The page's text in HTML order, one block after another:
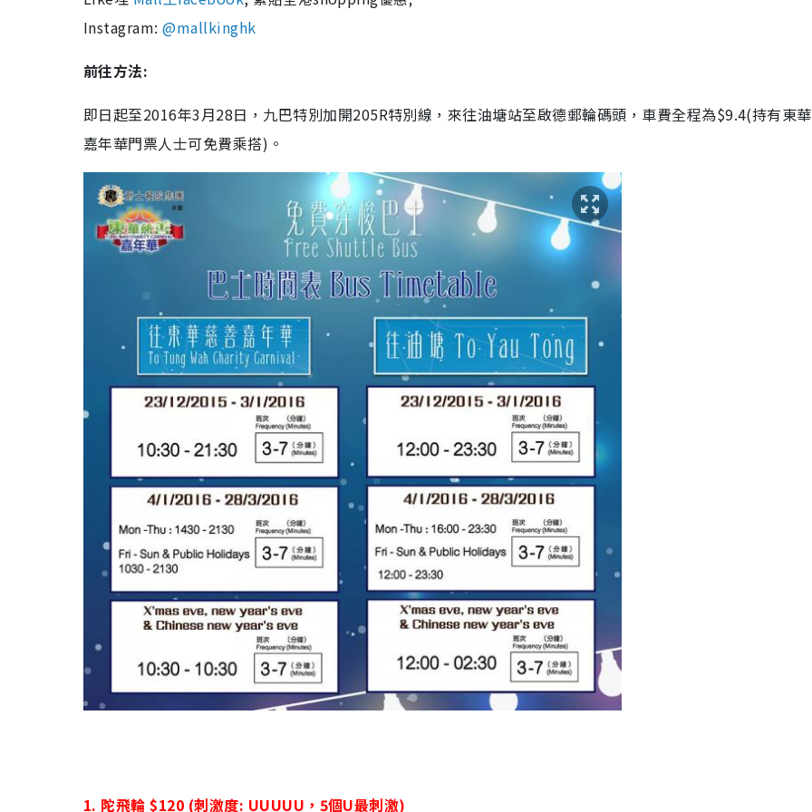
Instagram:@mallkinghk
前往方法:
即日起至2016年3月28日，九巴特別加開205R特別線，來往油塘站至啟德郵輪碼頭，車費全程為$9.4(持有東
嘉年華門票人士可免費乘搭)。
1. 陀飛輪 $120 (刺激度: UUUUU，5個U最刺激)